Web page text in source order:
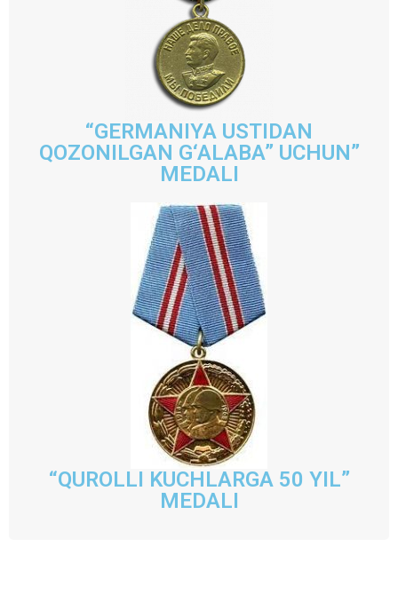
“GERMANIYA USTIDAN
QOZONILGAN G‘ALABA” UCHUN”
MEDALI
“QUROLLI KUCHLARGA 50 YIL”
MEDALI